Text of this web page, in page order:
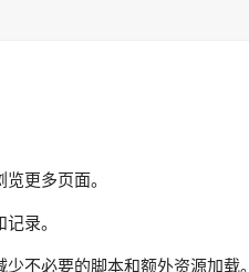
更多页面。
录。
不必要的脚本和额外资源加载。